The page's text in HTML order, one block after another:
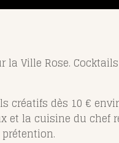
Ville Rose.
créatifs dès 10 €
et la cuisine du chef